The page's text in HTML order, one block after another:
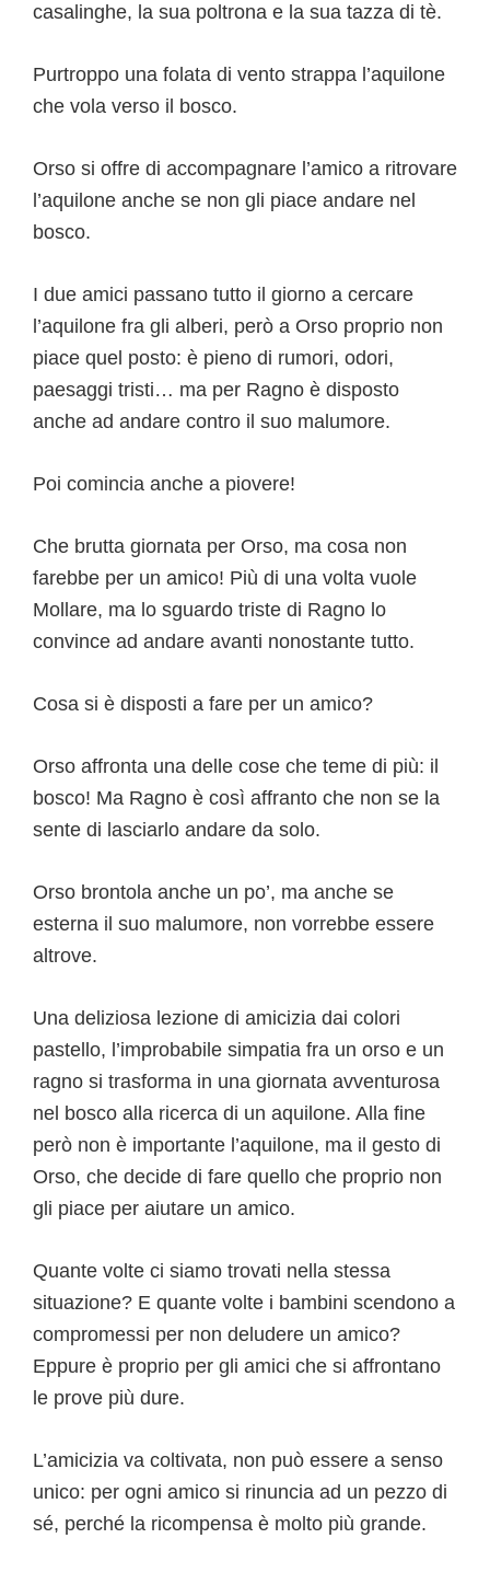
casalinghe, la sua poltrona e la sua tazza di tè.
Purtroppo una folata di vento strappa l’aquilone
che vola verso il bosco.
Orso si offre di accompagnare l’amico a ritrovare
l’aquilone anche se non gli piace andare nel
bosco.
I due amici passano tutto il giorno a cercare
l’aquilone fra gli alberi, però a Orso proprio non
piace quel posto: è pieno di rumori, odori,
paesaggi tristi… ma per Ragno è disposto
anche ad andare contro il suo malumore.
Poi comincia anche a piovere!
Che brutta giornata per Orso, ma cosa non
farebbe per un amico! Più di una volta vuole
Mollare, ma lo sguardo triste di Ragno lo
convince ad andare avanti nonostante tutto.
Cosa si è disposti a fare per un amico?
Orso affronta una delle cose che teme di più: il
bosco! Ma Ragno è così affranto che non se la
sente di lasciarlo andare da solo.
Orso brontola anche un po’, ma anche se
esterna il suo malumore, non vorrebbe essere
altrove.
Una deliziosa lezione di amicizia dai colori
pastello, l’improbabile simpatia fra un orso e un
ragno si trasforma in una giornata avventurosa
nel bosco alla ricerca di un aquilone. Alla fine
però non è importante l’aquilone, ma il gesto di
Orso, che decide di fare quello che proprio non
gli piace per aiutare un amico.
Quante volte ci siamo trovati nella stessa
situazione? E quante volte i bambini scendono a
compromessi per non deludere un amico?
Eppure è proprio per gli amici che si affrontano
le prove più dure.
L’amicizia va coltivata, non può essere a senso
unico: per ogni amico si rinuncia ad un pezzo di
sé, perché la ricompensa è molto più grande.